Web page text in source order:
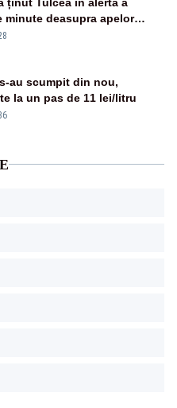
minute deasupra apelor
fost ridicate două F-16
au scumpit din nou,
la un pas de 11 lei/litru